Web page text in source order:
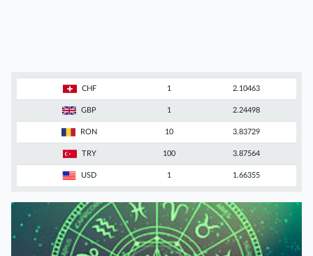
CHF 1 2.10463
GBP 1 2.24498
RON 10 3.83729
TRY 100 3.87564
USD 1 1.66355